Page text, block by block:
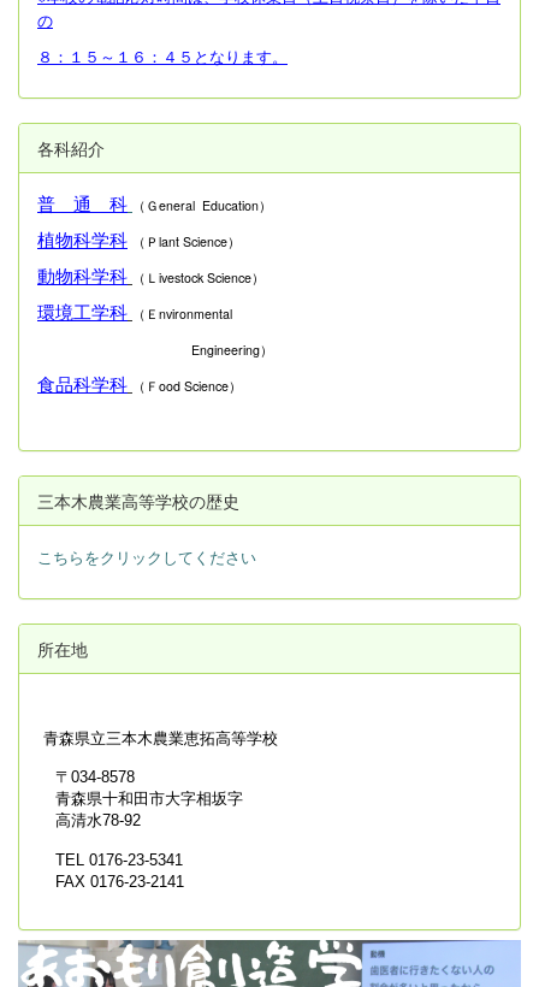
の
８：１５～１６：４５となります。
各科紹介
普 通 科 （Ｇeneral Education）
植物科学科 （Ｐlant Science）
動物科学科 （Ｌivestock Science）
環境工学科
（Ｅnvironmental
Engineering）
食品科学科 （Ｆood Science）
三本木農業高等学校の歴史
こちらをクリックしてください
所在地
青森県立三本木農業恵拓高等学校
〒034-8578
青森県十和田市大字相坂字
高清水78-92
TEL 0176-23-5341
FAX 0176-23-2141